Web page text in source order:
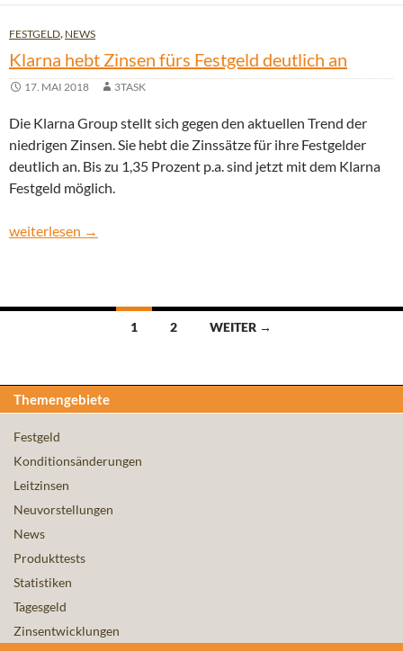
FESTGELD, NEWS
Klarna hebt Zinsen fürs Festgeld deutlich an
17. MAI 2018 3TASK
Die Klarna Group stellt sich gegen den aktuellen Trend der
niedrigen Zinsen. Sie hebt die Zinssätze für ihre Festgelder
deutlich an. Bis zu 1,35 Prozent p.a. sind jetzt mit dem Klarna
Festgeld möglich.
Klarna hebt Zinsen fürs Festgeld deutlich an
weiterlesen →
Beitragsnavigation
1 2 WEITER →
Themengebiete
Festgeld
Konditionsänderungen
Leitzinsen
Neuvorstellungen
News
Produkttests
Statistiken
Tagesgeld
Zinsentwicklungen